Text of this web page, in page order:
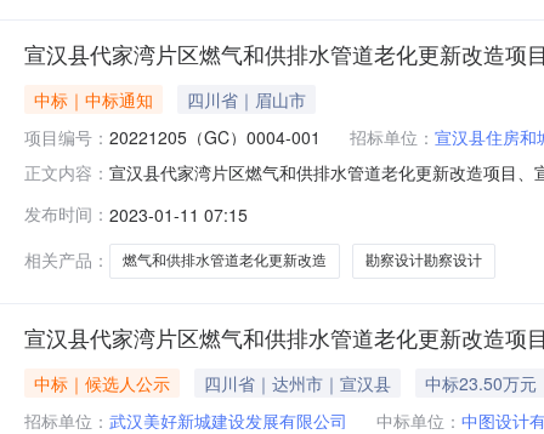
宣汉县代家湾片区燃气和供排水管道老化更新改造
中标｜中标通知
四川省｜眉山市
项目编号： 20221205（GC）0004-001 招标单位： 宣汉县住房和
正文内容： 宣汉县代家湾片区燃气和供排水管道老化更新改造项目
名称宣汉县代家湾片区燃气和供排水管道老化更新改造
系电话0818-5
发布时间： 2023-01-11 07:15
相关产品：
燃气和供排水管道老化更新改造 勘察设计勘察设计
宣汉县代家湾片区燃气和供排水管道老化更新改造
中标｜候选人公示 四川省｜达州市｜宣汉县
中标23.50万元
招标单位： 武汉美好新城建设发展有限公司 中标单位： 中图设计